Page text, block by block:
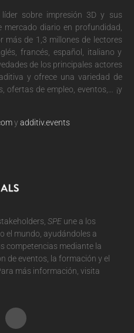
sobre impresión 3D y sus
mercado diario en profundidad,
más de 1,3 millones de lectores
francés, español, italiano y
de los principales actores
y ofrece una variedad de
ofertas de empleo, eventos,… ¡y
y additiv.events
SPEune a los
el mundo, ayudándoles a
competencias mediante la
de eventos, la formación y el
más información, visita